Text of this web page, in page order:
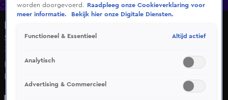
OranjezomerLivestreamsShop
Seizoen 1, aflevering 34
3 sep 2025, 20:30
In deze terugblik bespreken El Che, Serena en Joe uit
Bondgenoten hun tijd in de loods: van ruzies,
verliefdheden en onverwachte zoenen tot
worden doorgevoerd.
Raadpleeg onze Cookieverklaring voor
meer informatie.
Bekijk hier onze Digitale Diensten.
Functioneel & Essentieel Altijd actief
Analytisch
Advertising & Commercieel